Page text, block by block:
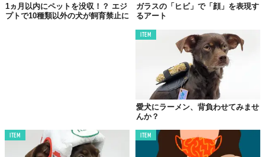
1ヵ月以内にペットを没収！？ エジ
プトで10種類以外の犬が飼育禁止に
ガラスの「ヒビ」で「顔」を表現す
るアート
ITEM
愛犬にラーメン、背負わせてみませ
んか？
ITEM ITEM